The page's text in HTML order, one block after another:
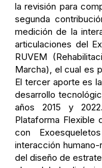
la revisión para
segunda
medición de la
articulaciones del
RUVEM
Marcha), el cual es
El tercer aporte es
desarrollo
años 2015 y
Plataforma Flexible
con
interacción
del diseño de